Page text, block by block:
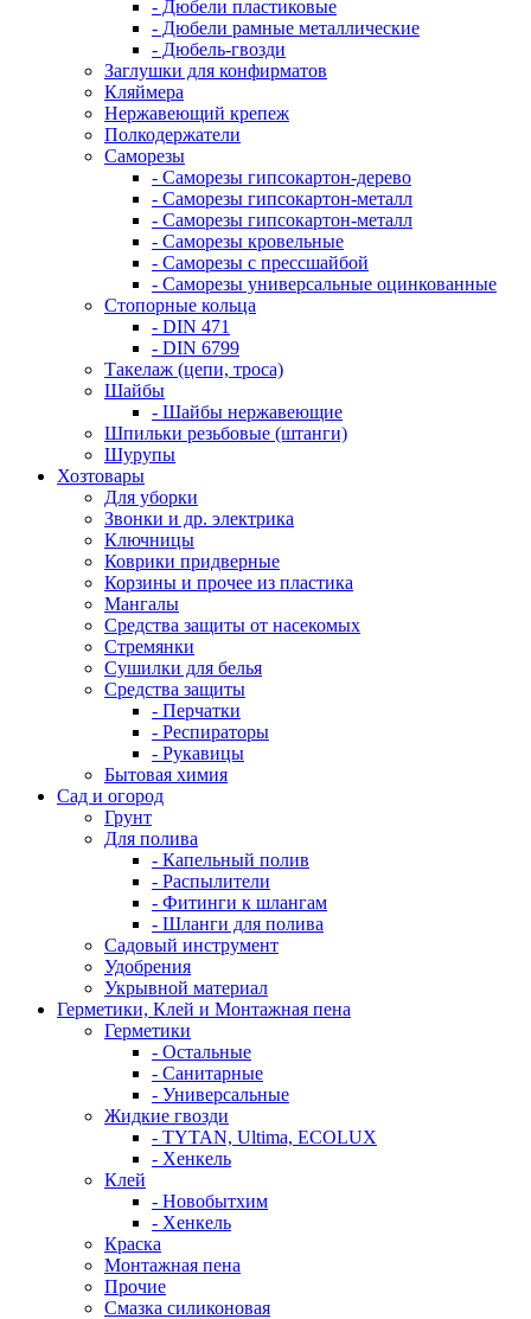
- Дюбели пластиковые
- Дюбели рамные металлические
- Дюбель-гвозди
Заглушки для конфирматов
Кляймера
Нержавеющий крепеж
Полкодержатели
Саморезы
- Саморезы гипсокартон-дерево
- Саморезы гипсокартон-металл
- Саморезы гипсокартон-металл
- Саморезы кровельные
- Саморезы с прессшайбой
- Саморезы универсальные оцинкованные
Стопорные кольца
- DIN 471
- DIN 6799
Такелаж (цепи, троса)
Шайбы
- Шайбы нержавеющие
Шпильки резьбовые (штанги)
Шурупы
Хозтовары
Для уборки
Звонки и др. электрика
Ключницы
Коврики придверные
Корзины и прочее из пластика
Мангалы
Средства защиты от насекомых
Стремянки
Сушилки для белья
Средства защиты
- Перчатки
- Респираторы
- Рукавицы
Бытовая химия
Сад и огород
Грунт
Для полива
- Капельный полив
- Распылители
- Фитинги к шлангам
- Шланги для полива
Садовый инструмент
Удобрения
Укрывной материал
Герметики, Клей и Монтажная пена
Герметики
- Остальные
- Санитарные
- Универсальные
Жидкие гвозди
- TYTAN, Ultima, ECOLUX
- Хенкель
Клей
- Новобытхим
- Хенкель
Краска
Монтажная пена
Прочие
Смазка силиконовая